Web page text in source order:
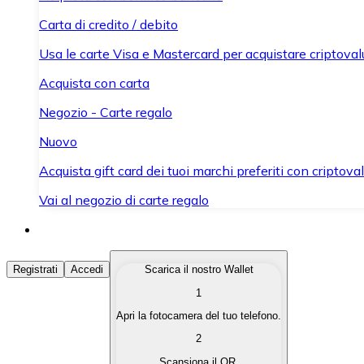
Carta di credito / debito
Usa le carte Visa e Mastercard per acquistare
Acquista con carta
Negozio - Carte regalo
Nuovo
Acquista gift card dei tuoi marchi preferiti con
Vai al negozio di carte regalo
Acquista Criptovalute
Acquista le criptovalute che ti interessano in modo
Converti le tue criptovalute in valuta fiat quando ne hai
Registrati Accedi
Scarica il nostro Wallet
1
Apri la fotocamera del tuo telefono.
2